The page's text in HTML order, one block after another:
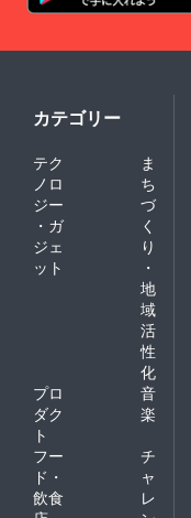
カテゴリー
テク
ノロ
ジー
・ガ
ジェ
ット
ま
ち
づ
く
り
・
地
域
活
性
化
プロ
ダク
ト
音
楽
フー
ド・
飲食
チ
ャ
レ